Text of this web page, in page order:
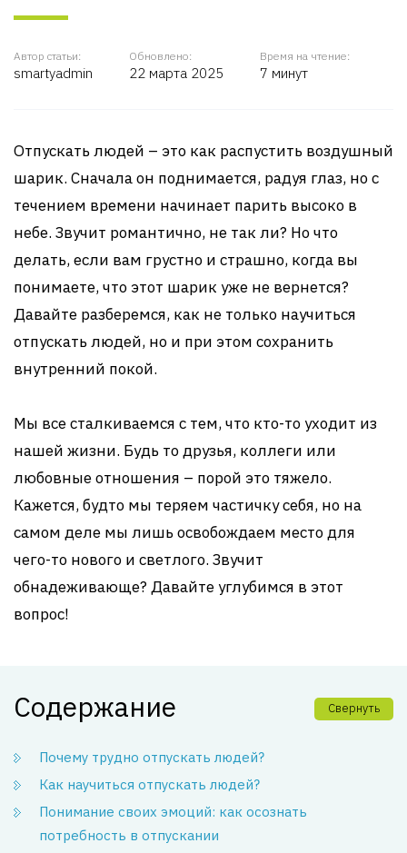
Автор статьи:
smartyadmin
Обновлено:
22 марта 2025
Время на чтение:
7 минут
Отпускать людей – это как распустить воздушный
шарик. Сначала он поднимается, радуя глаз, но с
течением времени начинает парить высоко в
небе. Звучит романтично, не так ли? Но что
делать, если вам грустно и страшно, когда вы
понимаете, что этот шарик уже не вернется?
Давайте разберемся, как не только научиться
отпускать людей, но и при этом сохранить
внутренний покой.
Мы все сталкиваемся с тем, что кто-то уходит из
нашей жизни. Будь то друзья, коллеги или
любовные отношения – порой это тяжело.
Кажется, будто мы теряем частичку себя, но на
самом деле мы лишь освобождаем место для
чего-то нового и светлого. Звучит
обнадеживающе? Давайте углубимся в этот
вопрос!
Содержание Свернуть
Почему трудно отпускать людей?
Как научиться отпускать людей?
Понимание своих эмоций: как осознать
потребность в отпускании